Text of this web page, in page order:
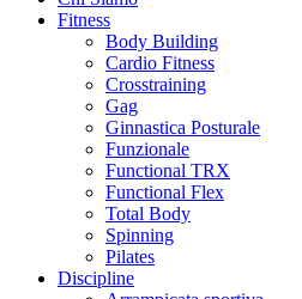
Fitness
Body Building
Cardio Fitness
Crosstraining
Gag
Ginnastica Posturale
Funzionale
Functional TRX
Functional Flex
Total Body
Spinning
Pilates
Discipline